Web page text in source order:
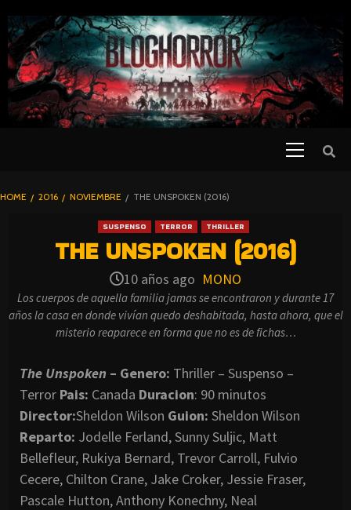
TO
CONTENT
BLOGHORROR
HOME 2016 NOVIEMBRE THE UNSPOKEN (2016)
SUSPENSO TERROR THRILLER
THE UNSPOKEN (2016)
10 años ago MONO
Los cuerpos de aquella familia jamas se encontraron y durante 17
años la casa en donde vivían quedo deshabitada, hasta ahora, que el
misterio reaparece en forma que no es de fichas…
The Unspoken – Genero: Thriller – Suspenso –
Terror Pais: Canada Duracion: 90 minutos
Director:Sheldon Wilson Guion: Sheldon Wilson
Reparto: Jodelle Ferland, Sunny Suljic, Matt
Bellefleur, Rukiya Bernard, Trevor Carroll, Fulvio
Cecere, Chilton Crane, Jake Croker, Jessie Fraser,
Pascale Hutton, Anthony Konechny, Neal